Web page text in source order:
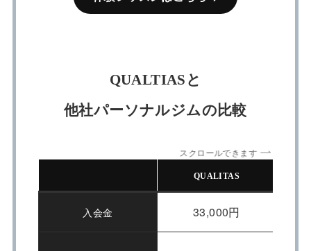
QUALTIASと
他社パーソナルジムの比較
スクロールできます
QUALITAS
入会金 33,000円